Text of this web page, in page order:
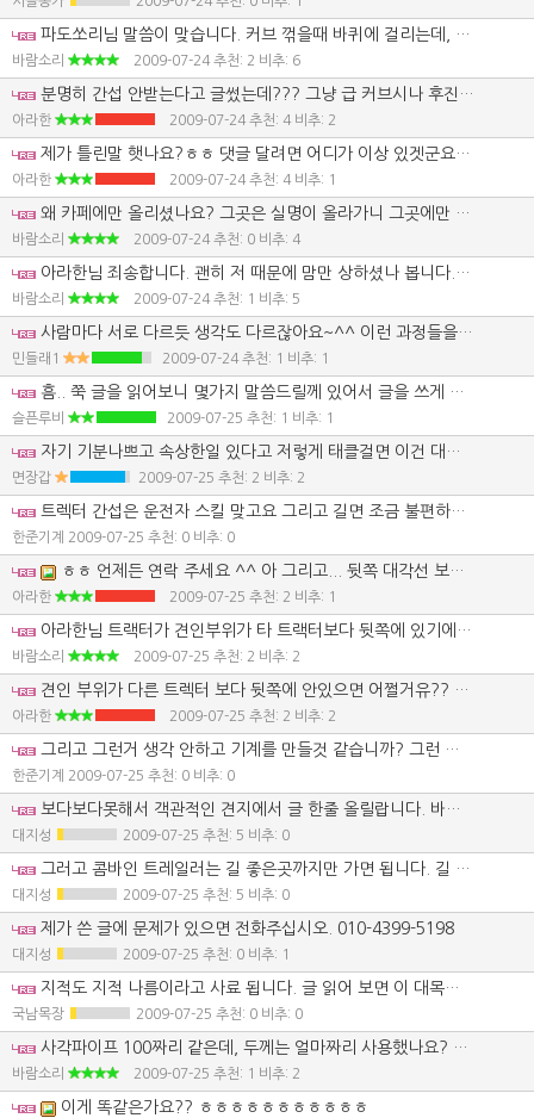
파도쏘리님 말씀이 맞습니다. 커브 꺾을때 바퀴에 걸리는데, 급커브나 후진할때 트랙터 뒷 바퀴가 걸리게 됩니다. 트레일러 연결대가 길다면 걸리지 않겠지만 짧은 경우는 걸리게 됩니다. 걸리지 않는다면 소형 트랙터가 아닐까 싶습니다. 사진으로는 보이질 않지만 트레일러와 트랙터와 연결대가 길던가 할것 같습니다. 길 경우엔 커브 돌때 트랙터 뒷축과 트레일러 축과의 거리가 멀기 때문에 넓게 잡고 돌아야 트레일러 뒷축이 길에서 이탈하지 않을것입니다. 트랙터 뒷바퀴와 트레일러 축이 멀 경우 기역자형 도로 회전할때 상당이 불편합니다. 가깝게 할경우 트레일러가 트랙터 뒷 바퀴의 간섭을 받습니다. 축 걸리를 짧게 하기 위해서 트레일러 축을 앞으로 당길땐 사고의 위험성이 높습니다. 콤바인을 트레일러에 실었을경우에 언덕 오를때 콤바인 무게중심이 뒷쪽으로 쏠리면 트랙터 뒷바퀴의 접지력이 상실할수도 있습니다. 명일것 방제기 보면 물통 움직이지 말라고 난간대가 있는데, 물통 움직임을 방지하기 위해서 해 놓은것이 아닙니다. 주 목적은 통 파손을 예방하기 위함이랍니다. 명일 사장님이 알려준거냐고요? 천만의 말씀입니다. 콤바인 트레일러도 누가 알려줬냐고요? 그 또한 천만의 말씀입니다. 사진만 보고 알았습니다. 아라한님 트레일러 연결하고 농로길 주행을 해보시길 바랍니다. 후진도 해보시고요. 무얼 하나 만든다는건 시행착오를 겪기 마련입니다. 시운전 해서 아무런 불편함이 없다면 고생을 하지 않겠지만 제가 지적한것이 닿는다면 조금 고생을 하지 않을까 싶습니다. 용접의 중요성을 강조한것은 잘못했을 경우 콤바인 떨어뜨리기라도 하면은 트레일러값 이상의 수리비를 지출하지 않을까 하는 뜻입니다. 제작하면서 수평 잡는것도 쉬운일이 아닌데, 수평은 잘 잡은듯 보입니다.
바람소리 2009-07-24 추천: 2 비추: 6
분명히 간섭 안받는다고 글썼는데??? 그냥 급 커브시나 후진시 간섭 받지 않을까요? 하고 댓글 달았으면.. 기분은 안나쁜데ㅎㅎ 그리고 트렉터가 급 커브 돌때 그냥 제자리서 급커브 하나?? 앞으로 조금 씩 가면서 커브 돌지 않나?? 시운전 하면서 다 확인 햇다고 글썻는데 못봣나? 댓글도 상대방 기분 안나쁘게 달아야지
아라한 2009-07-24 추천: 4 비추: 2
제가 틀린말 햇나요?ㅎㅎ 댓글 달려면 어디가 이상 있겟군요 라던지... 모가 이상 있지 않겟나요?하고 달면 기분 안나쁠꺼 아닙니까?? 누군 땡볕에서.. 몇일 동안 용접 했는데 그거 가지고 수정이 불가피 하다느니 이리 댓글 달면 기분 좋겟나요? 어디라고 콕 집어서 말해 주던가 ㅎㅎ 날씨 더운데 열 그만 내죠 ㅎㅎ 중복 인데.. 몸보신들 하셧나 모르겟네요 ㅎ 전 저걸.. 자랑 할려고 올린것보다.. 전 이렇게 만들었으니 자작 하시는분들 참고 하라고 올린겁니다.. 그리고 다음 카페에 제 전번 공개 해 놔서 제작시 사이즈나 이런거 문의 하라고 올려 놨습니다. 댓글 하나에 사람 기분 왔다 갓다 합니다 ...
아라한 2009-07-24 추천: 4 비추: 1
왜 카페에만 올리셨나요? 그곳은 실명이 올라가니 그곳에만 전화번호 올리셨나요? 아라한님 전화번호가 아그리즈에도 있는것 저야 봤습니다. 사진 찍어서 올리셨다면 이곳에도 전화번호 올리셨으면 좋았을텐데요. 아쉽습니다. 아라한님 전화번호 제가 대신 올려드릴까요? 누구든 하나씩 만들어보면 대견하기도 하고 자랑스럽기도 하죠. 그런데 칭찬을 못할망정 잘못된 부분을 꼬집는것에 대해서 기분이 나쁘셨군요. 그렇다면 미안하고요. 아라한님만 생각한게 아니라 다른 사람들도 뭐가 문제일까? 찾아보라는 뜻도 있었습니다. 누군가 그렇잖아요. 사진만 보고도 지적하는걸 보면 대단할꺼란 이야기를 말여요. 맞습니다. 대단하다면 대단합니다. 점화포인트가 있는것 시동만 해보고 점화시기를 알 정도의 실력이니까요. 그게 별 의미가 없는것 같지만 기계를 고치는 기술자의 입장에서는 큰 의미를 지니고 있답니다. 알고 모르는것 종이 한장 차이지만 모르는 사람에겐 너무나도 큰 차이랍니다.
바람소리 2009-07-24 추천: 0 비추: 4
아라한님 죄송합니다. 괜히 저 때문에 맘만 상하셨나 봅니다. 저도 요즘에 무지 화나는 일이 있습니다. 제 자신에게 화가 많이 났습니다. 아그리즈가 뭐그리 좋다고 맨날 아그리즈만 파고 살았는지 모르겠습니다. 아그리즈만 파고 살다가 개인적으로 잃은게 많습니다. 사람을 잃었다는게 아니라 금전적 손해가 많이 발생했습니다. 다른일을 했어야 했는데, 일을 등한시 했더니 금년엔 적자가 발생할것 같습니다. 그래서 아그리즈와 좀 멀리 하고픈 맘이 생겼어요. 그러다보니 농기계 평가코너 이용자들에게 감정 상하게 하지 않았나 싶습니다. 누군가 저를 비방하는 사람들이 많이 생기면 좀 멀리하게 되지 않을까 하는 마음이 생겼기 때문이랍니다.
바람소리 2009-07-24 추천: 1 비추: 5
사람마다 서로 다르듯 생각도 다르잖아요~^^ 이런 과정들을 통해서 기계에 대해 많이 알아 가는 것 같습니다. 저도 모르는 것이 많거든요. 그래서 이곳 아그리즈를 통해 기계에 대한 정보를 얻어 가곤 합니다. 때론 나만의 생각만 내세우지 말고, 다른 분들의 의견도 존중해주는 마음의 자세도 필요할 것 같습니다. 서로 연락처 같은거 알면 수시로 정보교환 하기가 쉬울 것 같은데요. 어떻게 생각 하세요? ........................................................................................................................................................................ 전 현재 유압으로 장작 쪼개는 기계를 만들고 있거든요. 다 만들고 사진 올려볼께요. 부족하지만 참고하시고, 님들한테 조금이나마 도움이 되었으면 합니다. 왜 시골에서 나무해서 쪼개기 함들잖아요. 활용하시면 힘 조금 덜 드실겁니다. 곧 올리겠습니다. 허술해도 비방은 금물입니다....ㅋㅋ
민들래1 2009-07-24 추천: 1 비추: 1
흠.. 쭉 글을 읽어보니 몇가지 말씀드릴께 있어서 글을 쓰게 됩니다.. 우리가 알고 있는 일반적인 내용이 재질이 두꺼우면 용접봉 을 높게쓴다 .. 이것인데.. 이건 잘못된 생각입니다.. 아라한님이 만드신 재질정도면 2.0 용접봉도 충분합니다.. 문제는 어떤 용접봉을 어떠한 방식으로 용접을 했느냐가 문제죠..^^ 티그 한방에도 거의 1톤의 무게를 들어올릴수도 있습니다.. 사용여건에 따라 용접부위에 크렉이 가는경우가 생기지만 말이죠.. 3번사진이 시운전 중에 트렉터후면 에서 사진을 찍은 사진으로 알고 있습니다.. 아라한님이 트레일러를 좀 길게 만들었다고 보시면 됩니다.. 단점이 회전반경이 커지는 문제점이 있긴합니다만,, 쓰시는곳에 문제가 없다면 무슨상관이 있겠습니까?...^^ 제품은 사시는것보단 잘 만들었다고 생각합니다.. 우리가 이런 평가란에 글을 쓰고 서로 공유하는 목적은 여려분들도 잘 알시리라 생각합니다..
슬픈루비 2009-07-25 추천: 1 비추: 1
자기 기분나쁘고 속상한일 있다고 저렇게 태클걸면 이건 대략난감이네요... 기분나쁘면 태클막걸고 그렇게 해놓고 사과한마디면 끝???? 바람소리님은 츄레라 어떤거 사용하시는가요??? 전 효창꺼 중간에 각파이프하나만 있는 4조용 츄레라 사용합니다... 트렉터 간섭은 운전자의 스킬입니다..^^
면장갑 2009-07-25 추천: 2 비추: 2
트렉터 간섭은 운전자 스킬 맞고요 그리고 길면 조금 불편하지만 요즘은 경지정리 잘되어있고 길도 1톤터럭 두대는 비껴서 잘만하니 웬 만큼 길어서는 상관없다고 봅니다. 그리고 또 보면 자기자랑 하는데 어줍잖게 알면서 그렇게 하는것은 남을 죽일수도 있습니다. 저희 회사에서도 기계 유압 전기(제어) 파트가 나누어져 있는데 한사람이 모두를 다 할수는 있습니다. 하지만 전문쪽 보다는 깊이가 얕지요 그래서 타 파트 일도 하지만 깊이 들어가면 각 파트별로 나누어 하지요. 산업기계 사용유저가 오조작해도 인명에는 문제가 없도록 하기 위해서 입니다. 그리고 아라한님 너무 열내지 마세요 대화를 안하면 됩니다. 그리고 닉네임 양양 입니다. 언제 한번 그족 동네로 놀러가면 연락 드리겠습니다.
한준기계 2009-07-25 추천: 0 비추: 0
ㅎㅎ 언제든 연락 주세요 ^^ 아 그리고... 뒷쪽 대각선 보강 댄것이 간섭 안하는 사진 입니다... 별 시덥 잖은 거로 테클 걸지 마시오 지발 날씨 더운데 ㅎㅎㅎ
아라한 2009-07-25 추천: 2 비추: 1
아라한님 트랙터가 견인부위가 타 트랙터보다 뒷쪽에 있기에 닿지 않는것 같습니다. 견인위치가 안쪽에 있거나 트레일러 연결대가 짧으면 뒷 타이어에 걸릴텐데, 그러한것을 고려 하셨기에 닿지 않는군요. 안그러면 무조건 닿게 되지요. 트레일러 바퀴축과 트랙터의 뒷축의 길이가 50센티 차이점이 별거 아닐것 같지만 운전하다 보면 진입이 불가능 하는 경우도 있습니다. 트랙터 앞 바퀴 하나 내려가는건 아무것도 아니지만 트랙터 뒷바퀴나 트레일러 뒷바퀴가 빠지면 골치 아프다는것 아시겠죠?
바람소리 2009-07-25 추천: 2 비추: 2
견인 부위가 다른 트렉터 보다 뒷쪽에 안있으면 어쩔거유?? 내가 써본 바로는 구보다 125 견인축이 약간 안으로 들어 가 있는데.. 직접 사용 하는 나보다 더 잘 아시나??? 진짜 얼굴 어케 생겼는지 궁금 하네 ㅎㅎ 다시 한번 말하는데.. 구보다 트랙터가..타 트랙터 보다 뒷쪽으로 바퀴 더 나왔다는거 꼭 명심 ㅇㅋ??
아라한 2009-07-25 추천: 2 비추: 2
그리고 그런거 생각 안하고 기계를 만들것 같습니까? 그런 생각은 바람소리//만 할수 있다고 생각 하시면 큰오산이죠 아무쪼록 어줍잖은 지식으로 사람 괴롭히지 맙시다. 날씨도 더운데...
한준기계 2009-07-25 추천: 0 비추: 0
보다보다못해서 객관적인 견지에서 글 한줄 올릴랍니다. 바람소리님의 첫 댓글을 근거로 글을 풀어가볼까 합니다. 바람소리님의 글을 인용하고 괄호안에는 제 의견을 달았습니다. 나름대로 최선을 다해서 만드신것 같은데, 제가 보기엔 다시 수정작업이 불가피 하지 않을까 싶습니다. (농기계회사 조차도 리콜이란게 있습니다. 내로라하는 전문가들이 캐드로 설계하고 로봇용접을 하고 각종 테스트를 거쳐 출시가 되도 몇백, 몇천대가 팔린후에 결함이 발견되기때문입니다. 농가에서 개인이 자작한 제품에 결함이 있다는것은 어쩌면 당연할지도 모릅니다. 그래서 큰 사고라도 나게되면 차라리 몇푼더주고 기성품 사는게 낫다는 결론에 다다르기도 합니다. 하지만 자작의 기쁨이란건 해보지 않은 사람은 모르는 기분입니다.) 잔넬보단 각 파이프가 강도가 높을텐데...(이런 식으로 자재에 대해 의견을 공유한건데... 온라인 토론공간에서 서로의 경험과 의견을 개진하다보면 서로에게 발전이 됩니다. 나쁜게 아니죠) 나름대로 최선을 다해서 만드셨군요....(첫 댓글에서 부터 태클로 시작한 글이 아니던데요... 칭찬도 하고 지적도 하고 그게 게시판 아닙니까?) 용접이 좀 약하지 않나 생각도 됩니다....(영업용으로 개발하는 기계가 아니라면 내가 버틸정도의 용접만 해도 되지요.. 하지만 남에게 팔 기계라면 씨오투 용접을 해야겠지요. 용접은 아마추어면 다 약합니다. 약해보이는걸 약해보인다고 말하는건 잘못이 아니겠죠) 과연.. 이 작품을 보고 /아 죽입니다./ 완벽합니다./ 대단하십니다./ 에디슨 이시군요/ 이런 댓글만 보고 ... 자아도취되고 싶어서 글올리셨나요? 아니지요.. 칭찬의 글도 있을수있고 지적의 글도 있을 수 있는거지요. 게시판에서는 안보인다고 말을 막하는 곳이 아닙니다.
대지성 2009-07-25 추천: 5 비추: 0
그러고 콤바인 트레일러는 길 좋은곳까지만 가면 됩니다. 길 나쁜곳은 콤바인 내려서 가면 되지요... 길 좋은곳까지 가서 콤바인 하차하는게 일상인데... 그리고 뒷바퀴 간섭은 개인이 주의해서 운행하면 되지요.. 개인이 만들다보면 최대한 바짝 붙여서 만드는게 일반입니다. 다수를 상대로 판매할 기계라면 리콜당하지 않도록 거리를 널찍이 두어 만드는게 일반입니다. 내가 만들어서 나혼자 탈 기계 짧든 길든 본인만 만족하면 되지요. 하지만 남이 보기에 지적을 할 자유는 있는겁니다. 그래야 다른 사람이 따라서 자작할때 참고를 할 수 있는거지요. 그게 온라인 토론공간의 메리트 아니겠습니까?
대지성 2009-07-25 추천: 5 비추: 0
제가 쓴 글에 문제가 있으면 전화주십시오. 010-4399-5198
대지성 2009-07-25 추천: 0 비추: 1
지적도 지적 나름이라고 사료 됩니다. 글 읽어 보면 이 대목에서 아라한님이 열받은거 같네요 ((제가 보기엔 다시 수정작업이 불가피 하지 않을까 싶습니다. 그러기에 제품 하나 만든다는게 쉬운일이 아니죠. 그래도 하나씩 만들어 보면서 배우는것도 많이 있습니다. )) 저렇게 댓글 다는것보다는 그냥 견인고리 보강쪽이 견인시 문제 되지 않을까요? 라고 이리 댓글썻다면 이처럼 싸움? 안일어 났겠죠. 대지성님?? 그리고 CO2 용접 해서 제작 하면 개인이 자작 한것 보다 강하 다고 자부 하십니까?? 그래서..작업 하다 보면 찢어 져서 보강 대고 그러나요?? 개인이 제작 한 이유가 나한데 편리하게 맞출수 있어서 자작 하는 경우가 많습니다. 업자들이 만든 제품 튼튼 하다는 편견 버리 세요.. 제가 써본바로는 드럽게 약합니다.. 재료비 아낄려고 값싼 재료 많이 쓰죠 제 말이 틀립니까?? 그리고 제가 보니까 저분 각파이프로 제작 햇는데 안보이세요? 어디가 잘못됐네요 하면 다 받아 들일꺼 같은데 바람소리 저분은 그게 아니잖아요??
국남목장 2009-07-25 추천: 0 비추: 0
사각파이프 100짜리 같은데, 두께는 얼마짜리 사용했나요? 사각 파이프는 10미터 일텐데, 본당 얼마 주고 구입하셨나요? 용접은 전기가 약하면 깊게 할수가 없습니다. 용접 비드만으로 깊이를 알수 있다. 하하... 용접부위 쪼개지는걸 보면 용접의 깊이가 얼마나 중요한지 알텐데요. 지금도 보는 사람에 따라서 다르겠지만 현재의 논쟁은 기술을 배워가는분들도 있지 않을까 싶습니다. 트랙터 뒤축과 트레일러 축의 거리가 멀면 회전반경이 생각보다 넓은데, 그 또한 경험해보지 않으면 모르지요.
바람소리 2009-07-25 추천: 1 비추: 2
이게 똑같은가요?? ㅎㅎㅎㅎㅎㅎㅎㅎㅎㅎㅎ